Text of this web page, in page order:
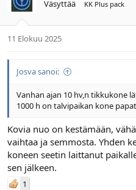
Väsyttää KK Plus pack
11 Elokuu 2025
Josva sanoi:
Vanhan ajan 10 hv,n tikkukone
1000 h on talvipaikan kone
Kovia nuo on kestämään,
vaihtaa ja semmosta. Yhden
koneen seetin laittanut
sen jälkeen.
1